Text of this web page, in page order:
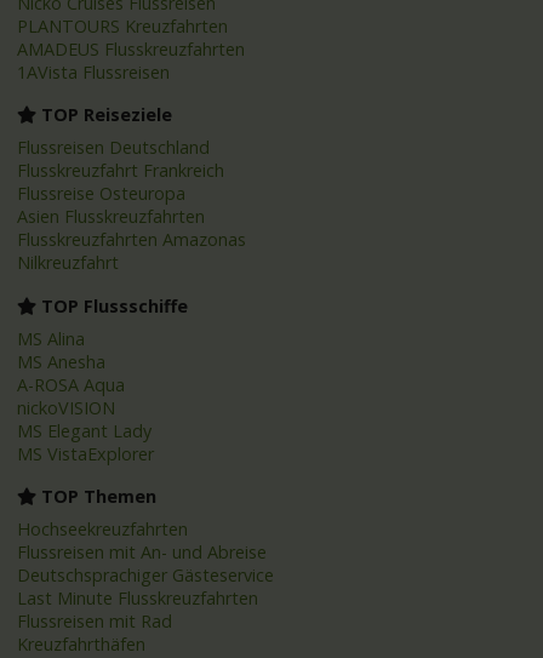
PLANTOURS Kreuzfahrten
AMADEUS Flusskreuzfahrten
1AVista Flussreisen
TOP Reiseziele
Flussreisen Deutschland
Flusskreuzfahrt Frankreich
Flussreise Osteuropa
Asien Flusskreuzfahrten
Flusskreuzfahrten Amazonas
Nilkreuzfahrt
TOP Flussschiffe
MS Alina
MS Anesha
A-ROSA Aqua
nickoVISION
MS Elegant Lady
MS VistaExplorer
TOP Themen
Hochseekreuzfahrten
Flussreisen mit An- und Abreise
Deutschsprachiger Gästeservice
Last Minute Flusskreuzfahrten
Flussreisen mit Rad
Kreuzfahrthäfen